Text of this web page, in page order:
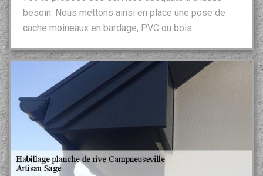
besoin. Nous mettons ainsi en place une pose de
cache moineaux en bardage, PVC ou bois.